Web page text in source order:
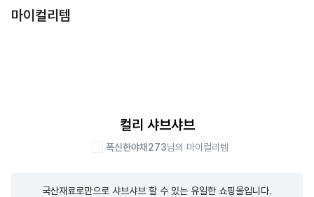
마이컬리템
컬리 샤브샤브
폭신한야채273님의 마이컬리템
국산재료로만으로 샤브샤브 할 수 있는 유일한 쇼핑몰입니다.